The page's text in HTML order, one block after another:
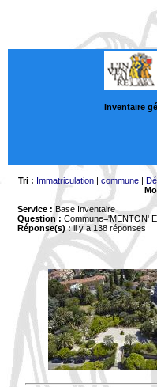
Inventaire
Tri : Immatriculation| commune|
Service : Base Inventaire
Question : Commune='MENTON'
Réponse(s) :il y a 138 réponses